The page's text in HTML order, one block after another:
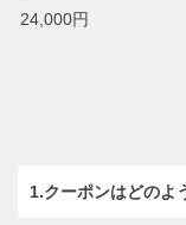
24,000円
1.クーポンはどのよ